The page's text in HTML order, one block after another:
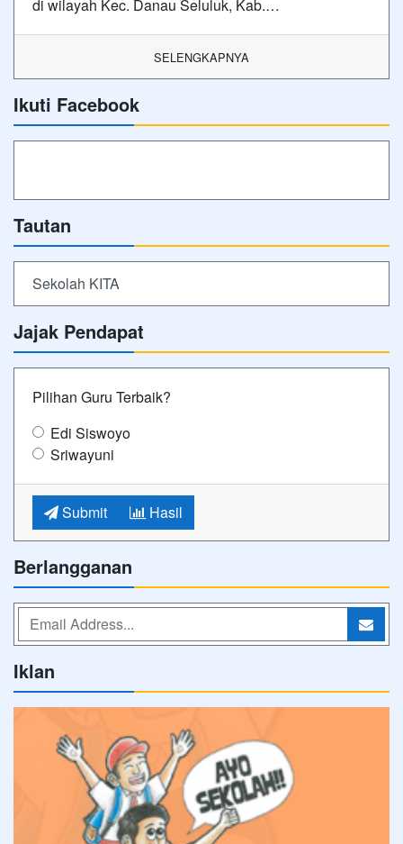
di wilayah Kec. Danau Seluluk, Kab.…
SELENGKAPNYA
Ikuti Facebook
Tautan
Sekolah KITA
Jajak Pendapat
Pilihan Guru Terbaik?
Edi Siswoyo
Sriwayuni
Submit Hasil
Berlangganan
Iklan